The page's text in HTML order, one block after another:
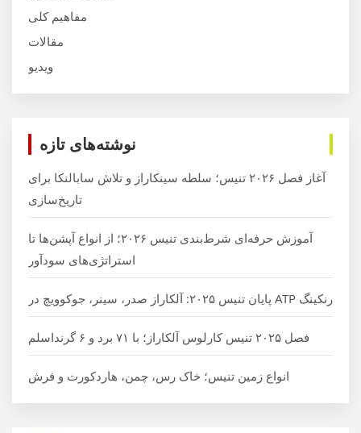
مفاهیم کلی
مقالات
ویدیو
نوشته‌های تازه
آغاز فصل ۲۰۲۶ تنیس؛ سلطه سینکاراز و تلاش سابالنکا برای
تاریخ‌سازی
آموزش حرفه‌ای شرط‌بندی تنیس ۲۰۲۶؛ از انواع آپشن‌ها تا
استراتژی‌های سودآور
رنکینگ ATP پایان تنیس ۲۰۲۵: آلکاراز صدر، سینر، جوکوویچ در
فصل ۲۰۲۵ تنیس کارلوس آلکاراز؛ با ۷۱ برد و ۶ گرنداسلم
انواع زمین تنیس؛ خاک رس، چمن، هاردکورت و فرش